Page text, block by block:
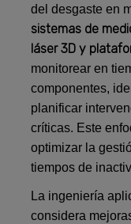
del desgaste en
sistemas de
láser 3D y
monitorear en
componentes,
planificar
críticas. Este
optimizar la
tiempos de
La ingeniería
considera